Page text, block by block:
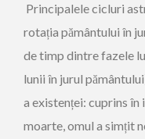
Principalele cicluri
rotația pământului în
de timp dintre fazele
lunii în jurul
a existenței: cuprins în
moarte, omul a simțit